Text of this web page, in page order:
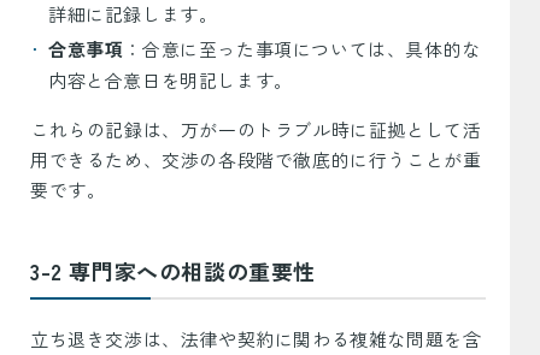
詳細に記録します。
合意事項 ：合意に至った事項については、具体的な
内容と合意日を明記します。
これらの記録は、万が一のトラブル時に証拠として活
用できるため、交渉の各段階で徹底的に行うことが重
要です。
3-2 専門家への相談の重要性
立ち退き交渉は、法律や契約に関わる複雑な問題を含